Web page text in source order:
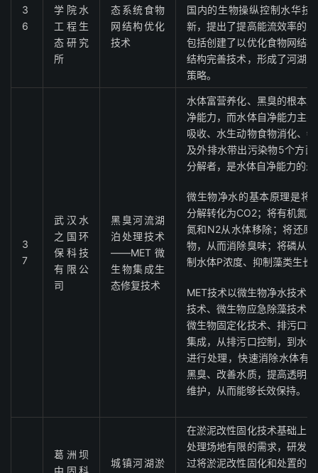
3
6
学院水
工程生
态研究
所
态系统食物
网结构优化
技术
国内的生物操纵控制水华技
新，提出了提高能流效率的
包括创建了以优化食物网结
结构完善技术，形成了河湖
策略。
3
7
武汉水
之国环
保科技
有限公
司
黑臭河流湖
泊处理技术
——MET微
生物集成生
态修复技术
水体富营养化、黑臭的根本
净能力，而水体自净能力主
吸收、水生动物食物消化、
及外排水带出污染物5个方
分解者，是水体自净能力的
微生物净水的基本原理是将
分解转化为CO2；将有机氮
氮和N2从水体移除；将还原
物，从而消除臭味；将磷从
制水体P浓度、抑制藻类生长
MET技术以微生物净水技术
技术、微生物应急除藻技术
微生物固定化技术、排污口
集成，从排污口控制，到水
进行处理，快速消除水体有
黑臭、改善水质，提高透明
维护，从而能够长效保持。
葛洲坝
中固科
城镇河湖淤
在淤泥改性固化技术基础上
处理场地有限的需求，研发
过将淤泥改性固化和处置的